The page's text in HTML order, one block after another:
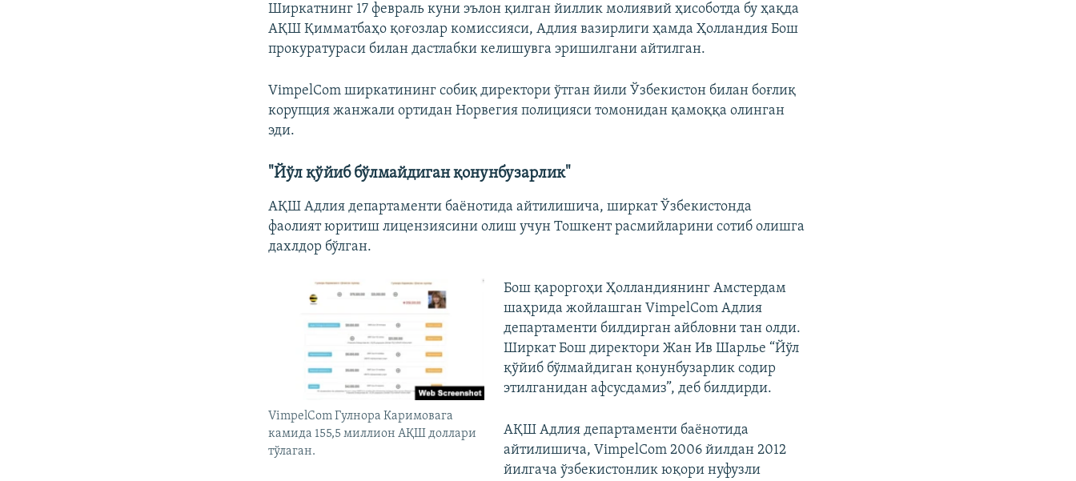
Ширкатнинг 17 февраль куни эълон қилган йиллик молиявий ҳисоботда бу ҳақда
АҚШ Қимматбаҳо қоғозлар комиссияси, Адлия вазирлиги ҳамда Ҳолландия Бош
прокуратураси билан дастлабки келишувга эришилгани айтилган.
VimpelCom ширкатининг собиқ директори ўтган йили Ўзбекистон билан боғлиқ
корупция жанжали ортидан Норвегия полицияси томонидан қамоққа олинган
эди.
"Йўл қўйиб бўлмайдиган қонунбузарлик"
АҚШ Адлия департаменти баёнотида айтилишича, ширкат Ўзбекистонда
фаолият юритиш лицензиясини олиш учун Тошкент расмийларини сотиб олишга
дахлдор бўлган.
VimpelCom Гулнора Каримовага
камида 155,5 миллион АҚШ доллари
тўлаган.
Бош қароргоҳи Ҳолландиянинг Амстердам
шаҳрида жойлашган VimpelCom Адлия
департаменти билдирган айбловни тан олди.
Ширкат Бош директори Жан Ив Шарлье “Йўл
қўйиб бўлмайдиган қонунбузарлик содир
этилганидан афсусдамиз”, деб билдирди.
АҚШ Адлия департаменти баёнотида
айтилишича, VimpelCom 2006 йилдан 2012
йилгача ўзбекистонлик юқори нуфузли